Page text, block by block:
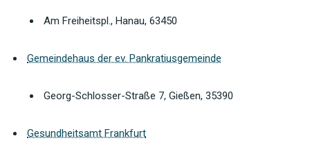
Am Freiheitspl., Hanau, 63450
Gemeindehaus der ev. Pankratiusgemeinde
Georg-Schlosser-Straße 7, Gießen, 35390
Gesundheitsamt Frankfurt